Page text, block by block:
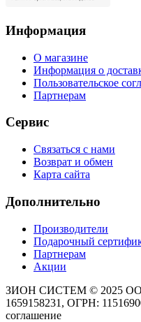
Информация
О магазине
Информация о
Пользовательское
Партнерам
Сервис
Связаться с нами
Возврат и обмен
Карта сайта
Дополнительно
Производители
Подарочный
Партнерам
Акции
ЗИОН СИСТЕМ © 2025
1659158231, ОГРН:
соглашение